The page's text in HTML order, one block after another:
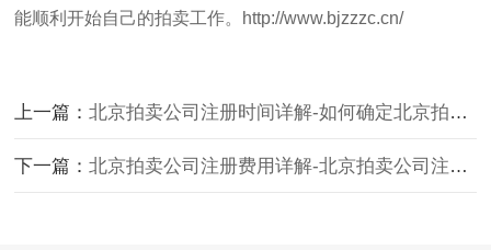
能顺利开始自己的拍卖工作。 http://www.bjzzzc.cn/
上一篇：北京拍卖公司注册时间详解-如何确定北京拍卖公司注册的具体时间？
下一篇：北京拍卖公司注册费用详解-北京拍卖公司注册费用具体是多少？